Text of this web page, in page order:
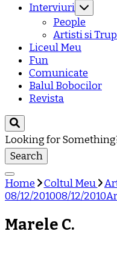
Interviuri
People
Artisti si
Liceul Meu
Fun
Comunicate
Balul Bobocilor
Revista
Looking for
Home Coltul Meu
08/12/201008/12/2010
Marele C.